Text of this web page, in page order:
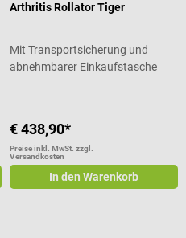
Arthritis Rollator Tiger
Mit Transportsicherung und
abnehmbarer Einkaufstasche
€ 438,90*
Preise inkl. MwSt. zzgl.
Versandkosten
In den Warenkorb